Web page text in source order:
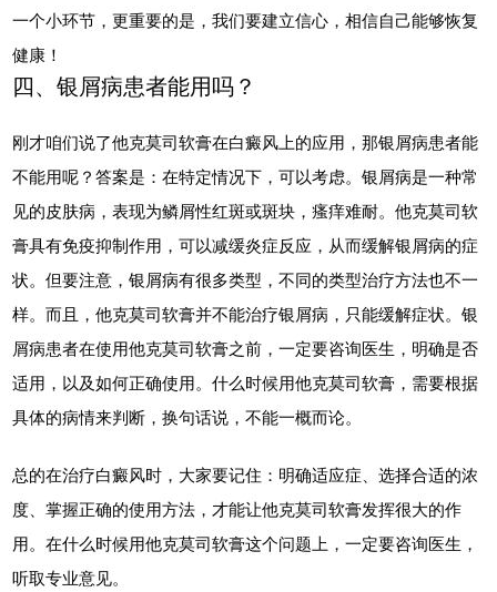
一个小环节，更重要的是，我们要建立信心，相信自己能够恢复
健康！
四、银屑病患者能用吗？
刚才咱们说了他克莫司软膏在白癜风上的应用，那银屑病患者能
不能用呢？答案是：在特定情况下，可以考虑。银屑病是一种常
见的皮肤病，表现为鳞屑性红斑或斑块，瘙痒难耐。他克莫司软
膏具有免疫抑制作用，可以减缓炎症反应，从而缓解银屑病的症
状。但要注意，银屑病有很多类型，不同的类型治疗方法也不一
样。而且，他克莫司软膏并不能治疗银屑病，只能缓解症状。银
屑病患者在使用他克莫司软膏之前，一定要咨询医生，明确是否
适用，以及如何正确使用。什么时候用他克莫司软膏，需要根据
具体的病情来判断，换句话说，不能一概而论。
总的在治疗白癜风时，大家要记住：明确适应症、选择合适的浓
度、掌握正确的使用方法，才能让他克莫司软膏发挥很大的作
用。在什么时候用他克莫司软膏这个问题上，一定要咨询医生，
听取专业意见。